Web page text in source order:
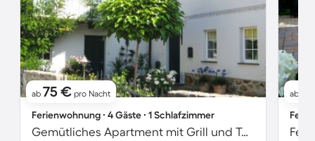
ab 75 € pro Nacht
Ferienwohnung ∙ 4 Gäste ∙ 1 Schlafzimmer
Gemütliches Apartment mit Grill und Terrasse
ab